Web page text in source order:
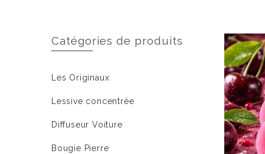
Catégories de produits
Les Originaux
Lessive concentrée
Diffuseur Voiture
Bougie Pierre